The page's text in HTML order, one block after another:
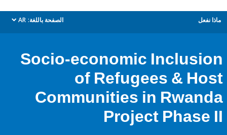
الصفحة باللغة: AR
dropdown
Socio-economic
of Refugees &
Communities in
Project